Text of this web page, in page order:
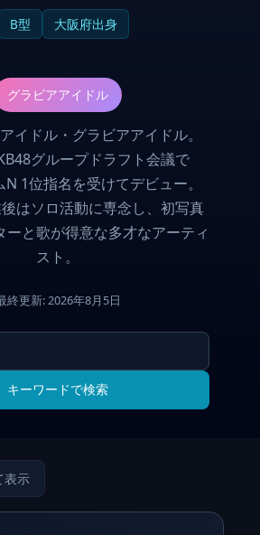
B型
大阪府出身
グラビアアイドル
イドル・グラビアアイドル。
グループドラフト会議で
1位指名を受けてデビュー。
はソロ活動に専念し、初写真
ーと歌が得意な多才なアーティ
スト。
終更新: 2026年8月5日
キーワードで検索
表示